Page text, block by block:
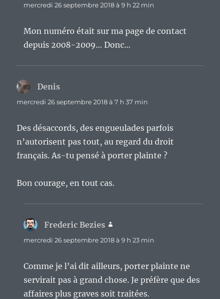
mercredi 26 septembre 2018 à 9 h 22 min
Mon numéro était sur ma page de contact
depuis 2008-2009… Donc…
Denis
mercredi 26 septembre 2018 à 7 h 37 min
Des désaccords, des engueulades parfois
n’autorisent pas tout, au regard du droit
français. As-tu pensé à porter plainte ?
Bon courage, en tout cas.
Frederic Bezies
mercredi 26 septembre 2018 à 9 h 23 min
Comme je l’ai dit ailleurs, porter plainte ne
servirait pas à grand chose. Je préfère que des
affaires plus graves soit traitées.